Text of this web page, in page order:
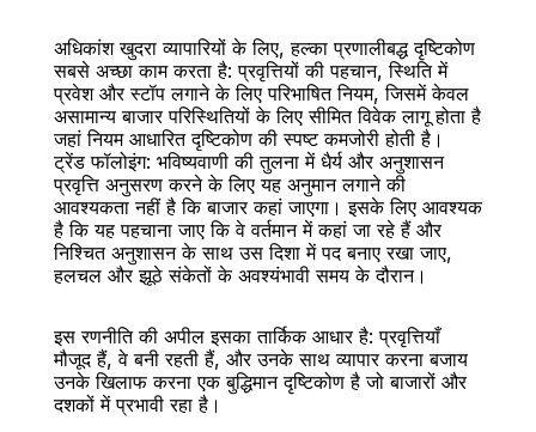
अधिकांश खुदरा व्यापारियों के लिए, हल्का प्रणालीबद्ध दृष्टिकोण
सबसे अच्छा काम करता है: प्रवृत्तियों की पहचान, स्थिति में
प्रवेश और स्टॉप लगाने के लिए परिभाषित नियम, जिसमें केवल
असामान्य बाजार परिस्थितियों के लिए सीमित विवेक लागू होता है
जहां नियम आधारित दृष्टिकोण की स्पष्ट कमजोरी होती है।
ट्रेंड फॉलोइंग: भविष्यवाणी की तुलना में धैर्य और अनुशासन
प्रवृत्ति अनुसरण करने के लिए यह अनुमान लगाने की
आवश्यकता नहीं है कि बाजार कहां जाएगा। इसके लिए आवश्यक
है कि यह पहचाना जाए कि वे वर्तमान में कहां जा रहे हैं और
निश्चित अनुशासन के साथ उस दिशा में पद बनाए रखा जाए,
हलचल और झूठे संकेतों के अवश्यंभावी समय के दौरान।
इस रणनीति की अपील इसका तार्किक आधार है: प्रवृत्तियाँ
मौजूद हैं, वे बनी रहती हैं, और उनके साथ व्यापार करना बजाय
उनके खिलाफ करना एक बुद्धिमान दृष्टिकोण है जो बाजारों और
दशकों में प्रभावी रहा है।